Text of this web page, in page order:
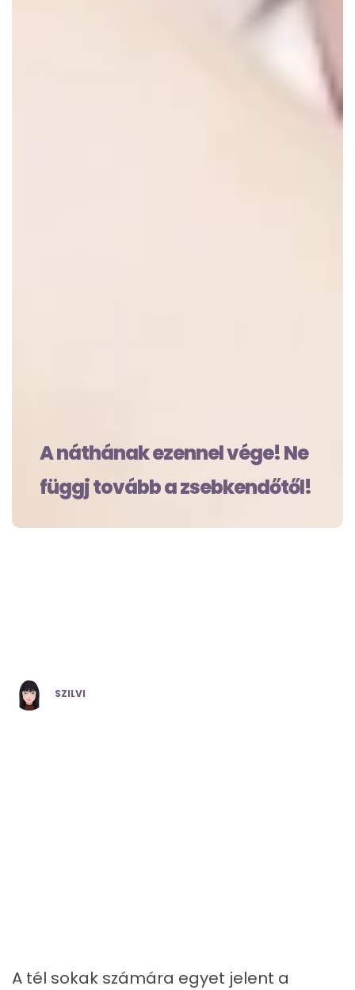
A náthának ezennel vége! Ne
függj tovább a zsebkendőtől!
POSTED
SZILVI
A tél sokak számára egyet jelent a